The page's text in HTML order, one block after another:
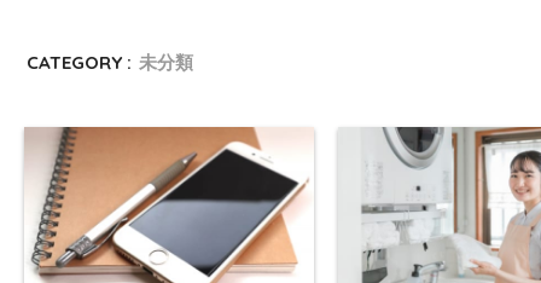
CATEGORY : 未分類